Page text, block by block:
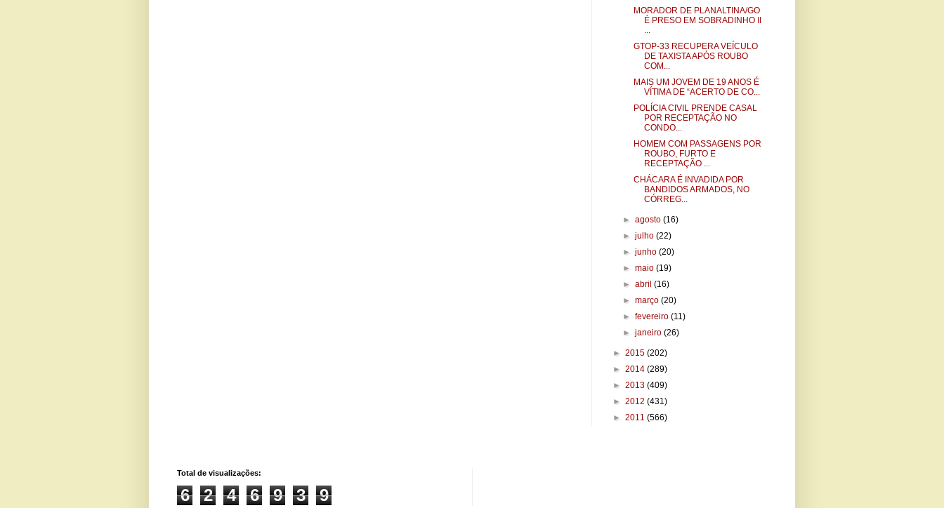
MORADOR DE PLANALTINA/GO
É PRESO EM SOBRADINHO II
...
GTOP-33 RECUPERA VEÍCULO
DE TAXISTA APÓS ROUBO
COM...
MAIS UM JOVEM DE 19 ANOS É
VÍTIMA DE “ACERTO DE CO...
POLÍCIA CIVIL PRENDE CASAL
POR RECEPTAÇÃO NO
CONDO...
HOMEM COM PASSAGENS POR
ROUBO, FURTO E
RECEPTAÇÃO ...
CHÁCARA É INVADIDA POR
BANDIDOS ARMADOS, NO
CÓRREG...
►agosto(16)
►julho(22)
►junho(20)
►maio(19)
►abril(16)
►março(20)
►fevereiro(11)
►janeiro(26)
► 2015 (202)
► 2014 (289)
► 2013 (409)
► 2012 (431)
► 2011 (566)
Total de visualizações:
6 2 4 6 9 3 9